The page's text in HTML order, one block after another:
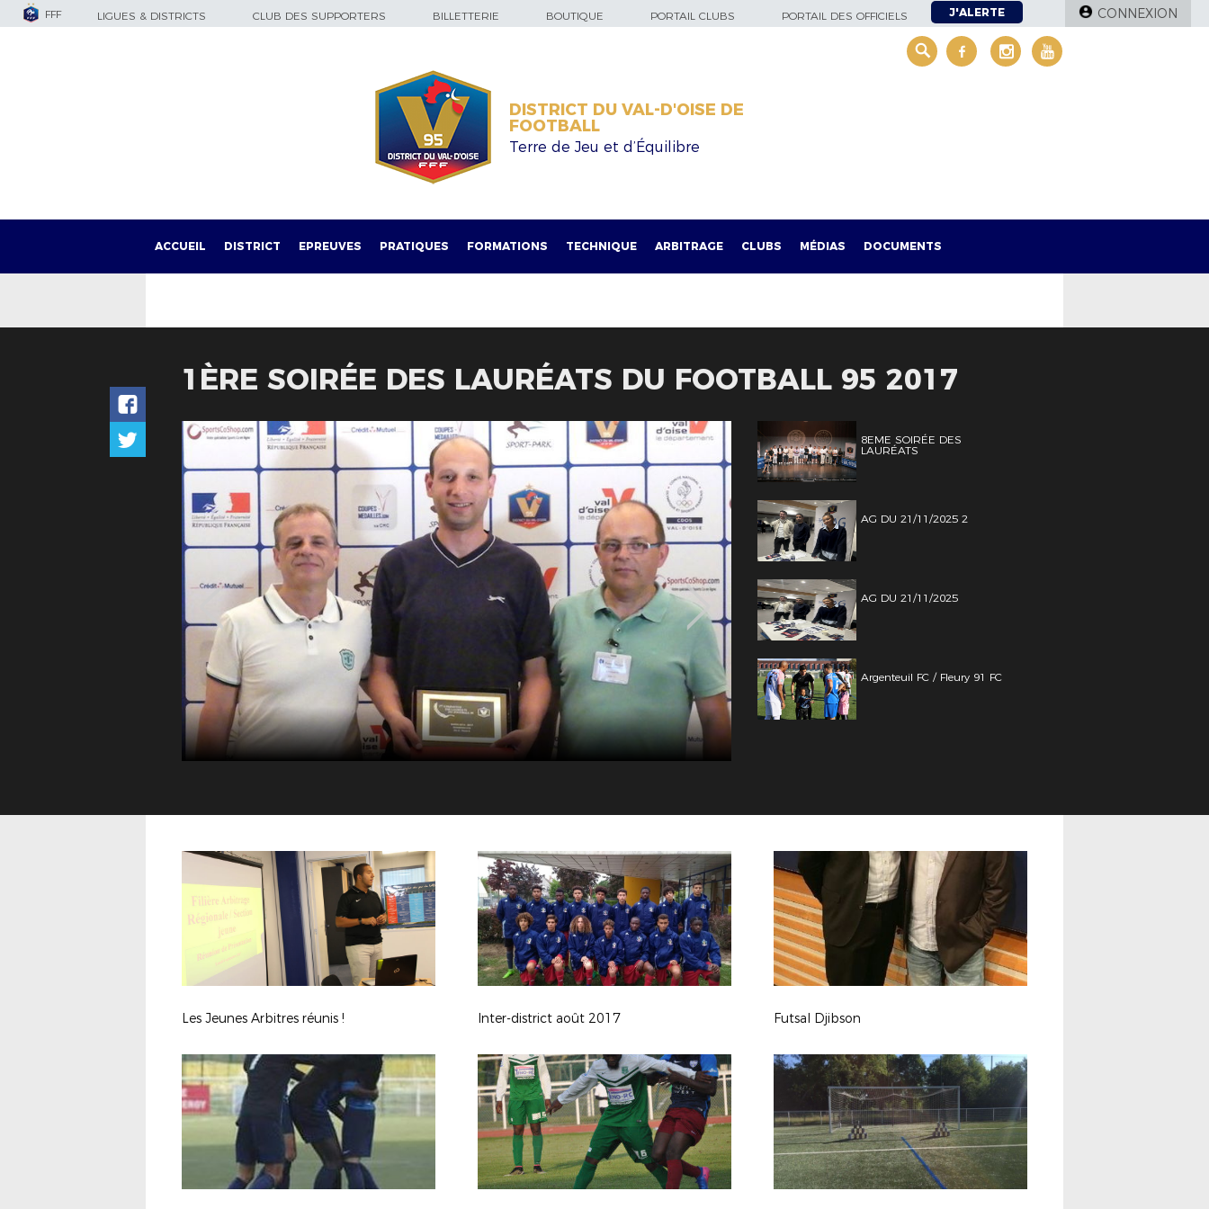
FFF LIGUES & DISTRICTS CLUB DES SUPPORTERS BILLETTERIE BOUTIQUE PORTAIL CLUBS PORTAIL DES OFFICIELS J'ALERTE CONNEXION
DISTRICT DU VAL-D'OISE DE
FOOTBALL
Terre de Jeu et d’Équilibre
ACCUEIL DISTRICT EPREUVES PRATIQUES FORMATIONS TECHNIQUE ARBITRAGE CLUBS MÉDIAS DOCUMENTS
1ÈRE SOIRÉE DES LAURÉATS DU FOOTBALL 95 2017
8EME SOIRÉE DES
LAURÉATS
AG DU 21/11/2025 2
AG DU 21/11/2025
Argenteuil FC / Fleury 91 FC
Les Jeunes Arbitres réunis ! Inter-district août 2017 Futsal Djibson